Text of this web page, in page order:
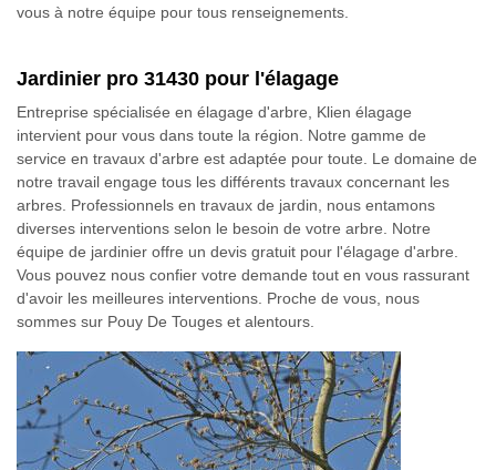
vous à notre équipe pour tous renseignements.
Jardinier pro 31430 pour l'élagage
Entreprise spécialisée en élagage d'arbre, Klien élagage
intervient pour vous dans toute la région. Notre gamme de
service en travaux d'arbre est adaptée pour toute. Le domaine de
notre travail engage tous les différents travaux concernant les
arbres. Professionnels en travaux de jardin, nous entamons
diverses interventions selon le besoin de votre arbre. Notre
équipe de jardinier offre un devis gratuit pour l'élagage d'arbre.
Vous pouvez nous confier votre demande tout en vous rassurant
d'avoir les meilleures interventions. Proche de vous, nous
sommes sur Pouy De Touges et alentours.